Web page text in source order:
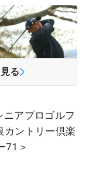
る
ニアプロゴルフ
ントリー倶楽
71＞